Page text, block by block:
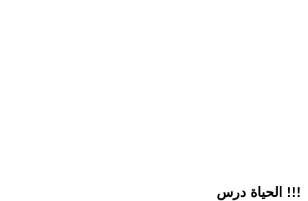
الحياة درس !!!